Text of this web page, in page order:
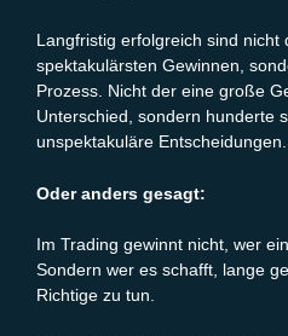
Langfristig erfolgreich sind nicht
spektakulärsten Gewinnen,
Prozess. Nicht der eine große
Unterschied, sondern hunderte
unspektakuläre Entscheidungen.
Oder anders gesagt:
Im Trading gewinnt nicht, wer
Sondern wer es schafft, lange
Richtige zu tun.